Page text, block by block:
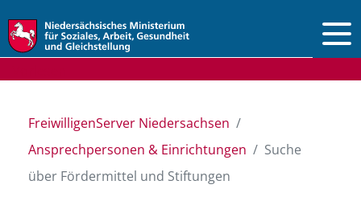
FreiwilligenServer Niedersachsen
Ansprechpersonen & Einrichtungen
Suche
über Fördermittel und Stiftungen